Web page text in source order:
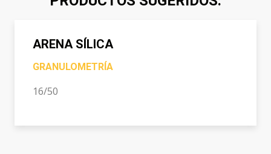
ARENA SÍLICA
GRANULOMETRÍA
16/50